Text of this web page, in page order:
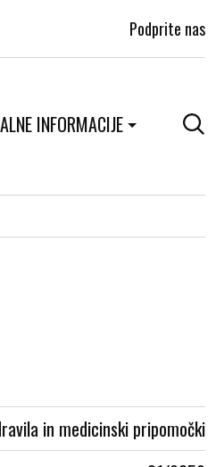
Podprite nas
INFORMACIJE
in medicinski pripomočki